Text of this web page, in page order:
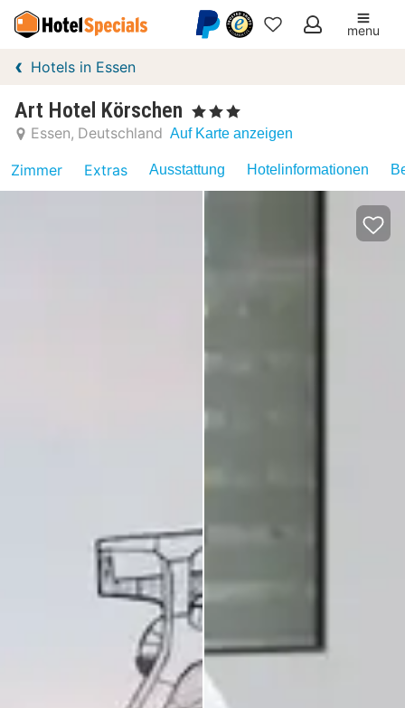
Meine
menu
Hotels in Essen
Art Hotel Körschen , 3 Sterne
Essen Deutschland Auf Karte anzeigen
Zimmer Extras Ausstattung Hotelinformationen